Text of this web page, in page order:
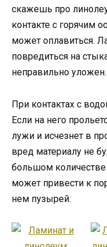
скажешь про
контакте с горячим
может оплавиться.
повредиться на
неправильно уложен.
При контактах с
Если на него
лужи и исчезнет в
вред материалу не
большом количестве
может привести к
нем пузырей.